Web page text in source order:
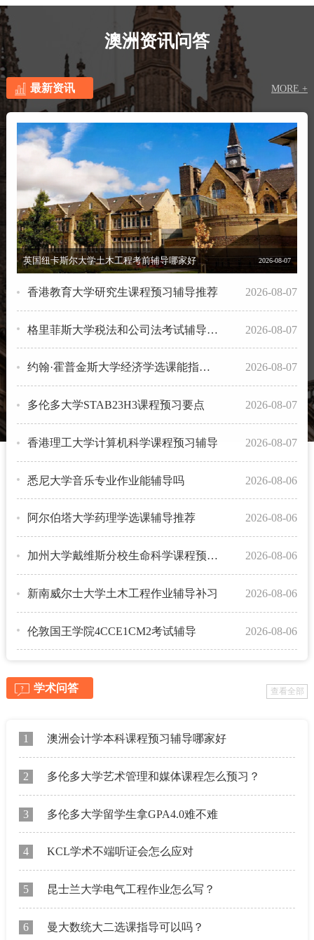
澳洲资讯问答
MORE +
最新资讯
英国纽卡斯尔大学土木工程考前辅导哪家好 2026-08-07
2026-08-07
香港教育大学研究生课程预习辅导推荐
2026-08-07
格里菲斯大学税法和公司法考试辅导补习
2026-08-07
约翰·霍普金斯大学经济学选课能指导吗？
2026-08-07
多伦多大学STAB23H3课程预习要点
2026-08-07
香港理工大学计算机科学课程预习辅导
2026-08-06
悉尼大学音乐专业作业能辅导吗
2026-08-06
阿尔伯塔大学药理学选课辅导推荐
2026-08-06
加州大学戴维斯分校生命科学课程预习辅导
2026-08-06
新南威尔士大学土木工程作业辅导补习
2026-08-06
伦敦国王学院4CCE1CM2考试辅导
查看全部
学术问答
1 澳洲会计学本科课程预习辅导哪家好
2 多伦多大学艺术管理和媒体课程怎么预习？
3 多伦多大学留学生拿GPA4.0难不难
4 KCL学术不端听证会怎么应对
5 昆士兰大学电气工程作业怎么写？
6 曼大数统大二选课指导可以吗？